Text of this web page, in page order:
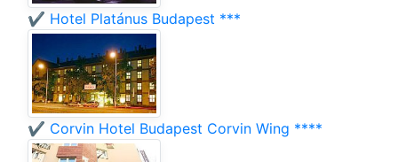
✔️ Hotel Platánus Budapest ***
✔️ Corvin Hotel Budapest Corvin Wing ****